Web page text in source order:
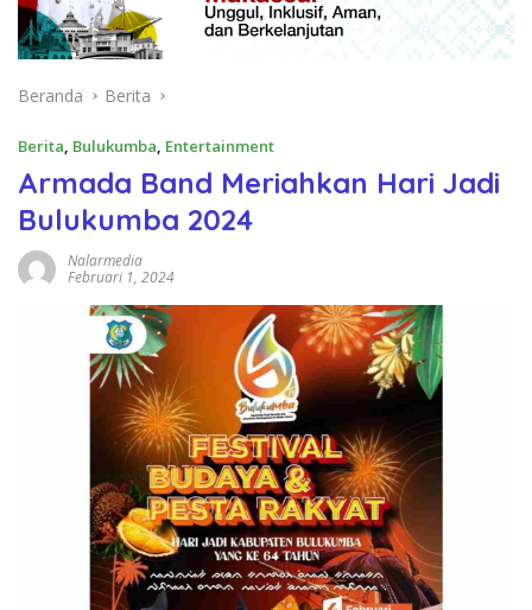
Beranda Berita
Berita, Bulukumba, Entertainment
Armada Band Meriahkan Hari Jadi
Bulukumba 2024
Nalarmedia
Februari 1, 2024